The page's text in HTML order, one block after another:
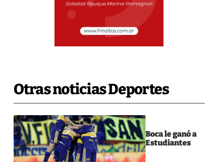
Otras noticias Deportes
Boca le ganó a
Estudiantes